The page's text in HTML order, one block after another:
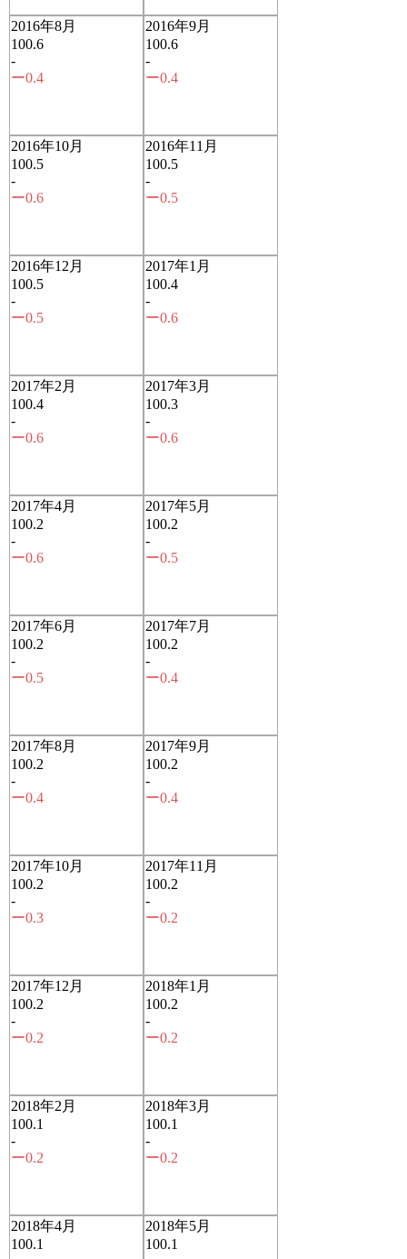
2016年8月
100.6
-
ー0.4
2016年9月
100.6
-
ー0.4
2016年10月
100.5
-
ー0.6
2016年11月
100.5
-
ー0.5
2016年12月
100.5
-
ー0.5
2017年1月
100.4
-
ー0.6
2017年2月
100.4
-
ー0.6
2017年3月
100.3
-
ー0.6
2017年4月
100.2
-
ー0.6
2017年5月
100.2
-
ー0.5
2017年6月
100.2
-
ー0.5
2017年7月
100.2
-
ー0.4
2017年8月
100.2
-
ー0.4
2017年9月
100.2
-
ー0.4
2017年10月
100.2
-
ー0.3
2017年11月
100.2
-
ー0.2
2017年12月
100.2
-
ー0.2
2018年1月
100.2
-
ー0.2
2018年2月
100.1
-
ー0.2
2018年3月
100.1
-
ー0.2
2018年4月
100.1
2018年5月
100.1